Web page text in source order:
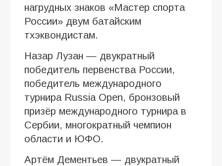
нагрудных знаков «Мастер спорта
России» двум батайским
тхэквондистам.
Назар Лузан — двукратный
победитель первенства России,
победитель международного
турнира Russia Open, бронзовый
призёр международного турнира в
Сербии, многократный чемпион
области и ЮФО.
Артём Дементьев — двукратный